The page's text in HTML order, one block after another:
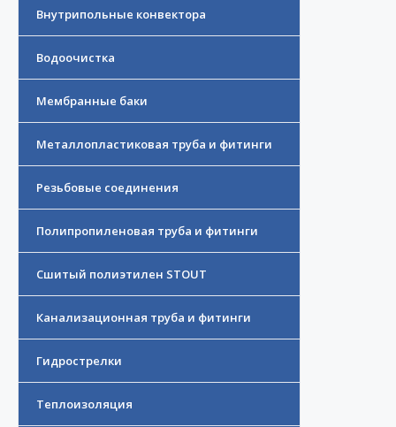
Внутрипольные конвектора
Водоочистка
Мембранные баки
Металлопластиковая труба и фитинги
Резьбовые соединения
Полипропиленовая труба и фитинги
Сшитый полиэтилен STOUT
Канализационная труба и фитинги
Гидрострелки
Теплоизоляция